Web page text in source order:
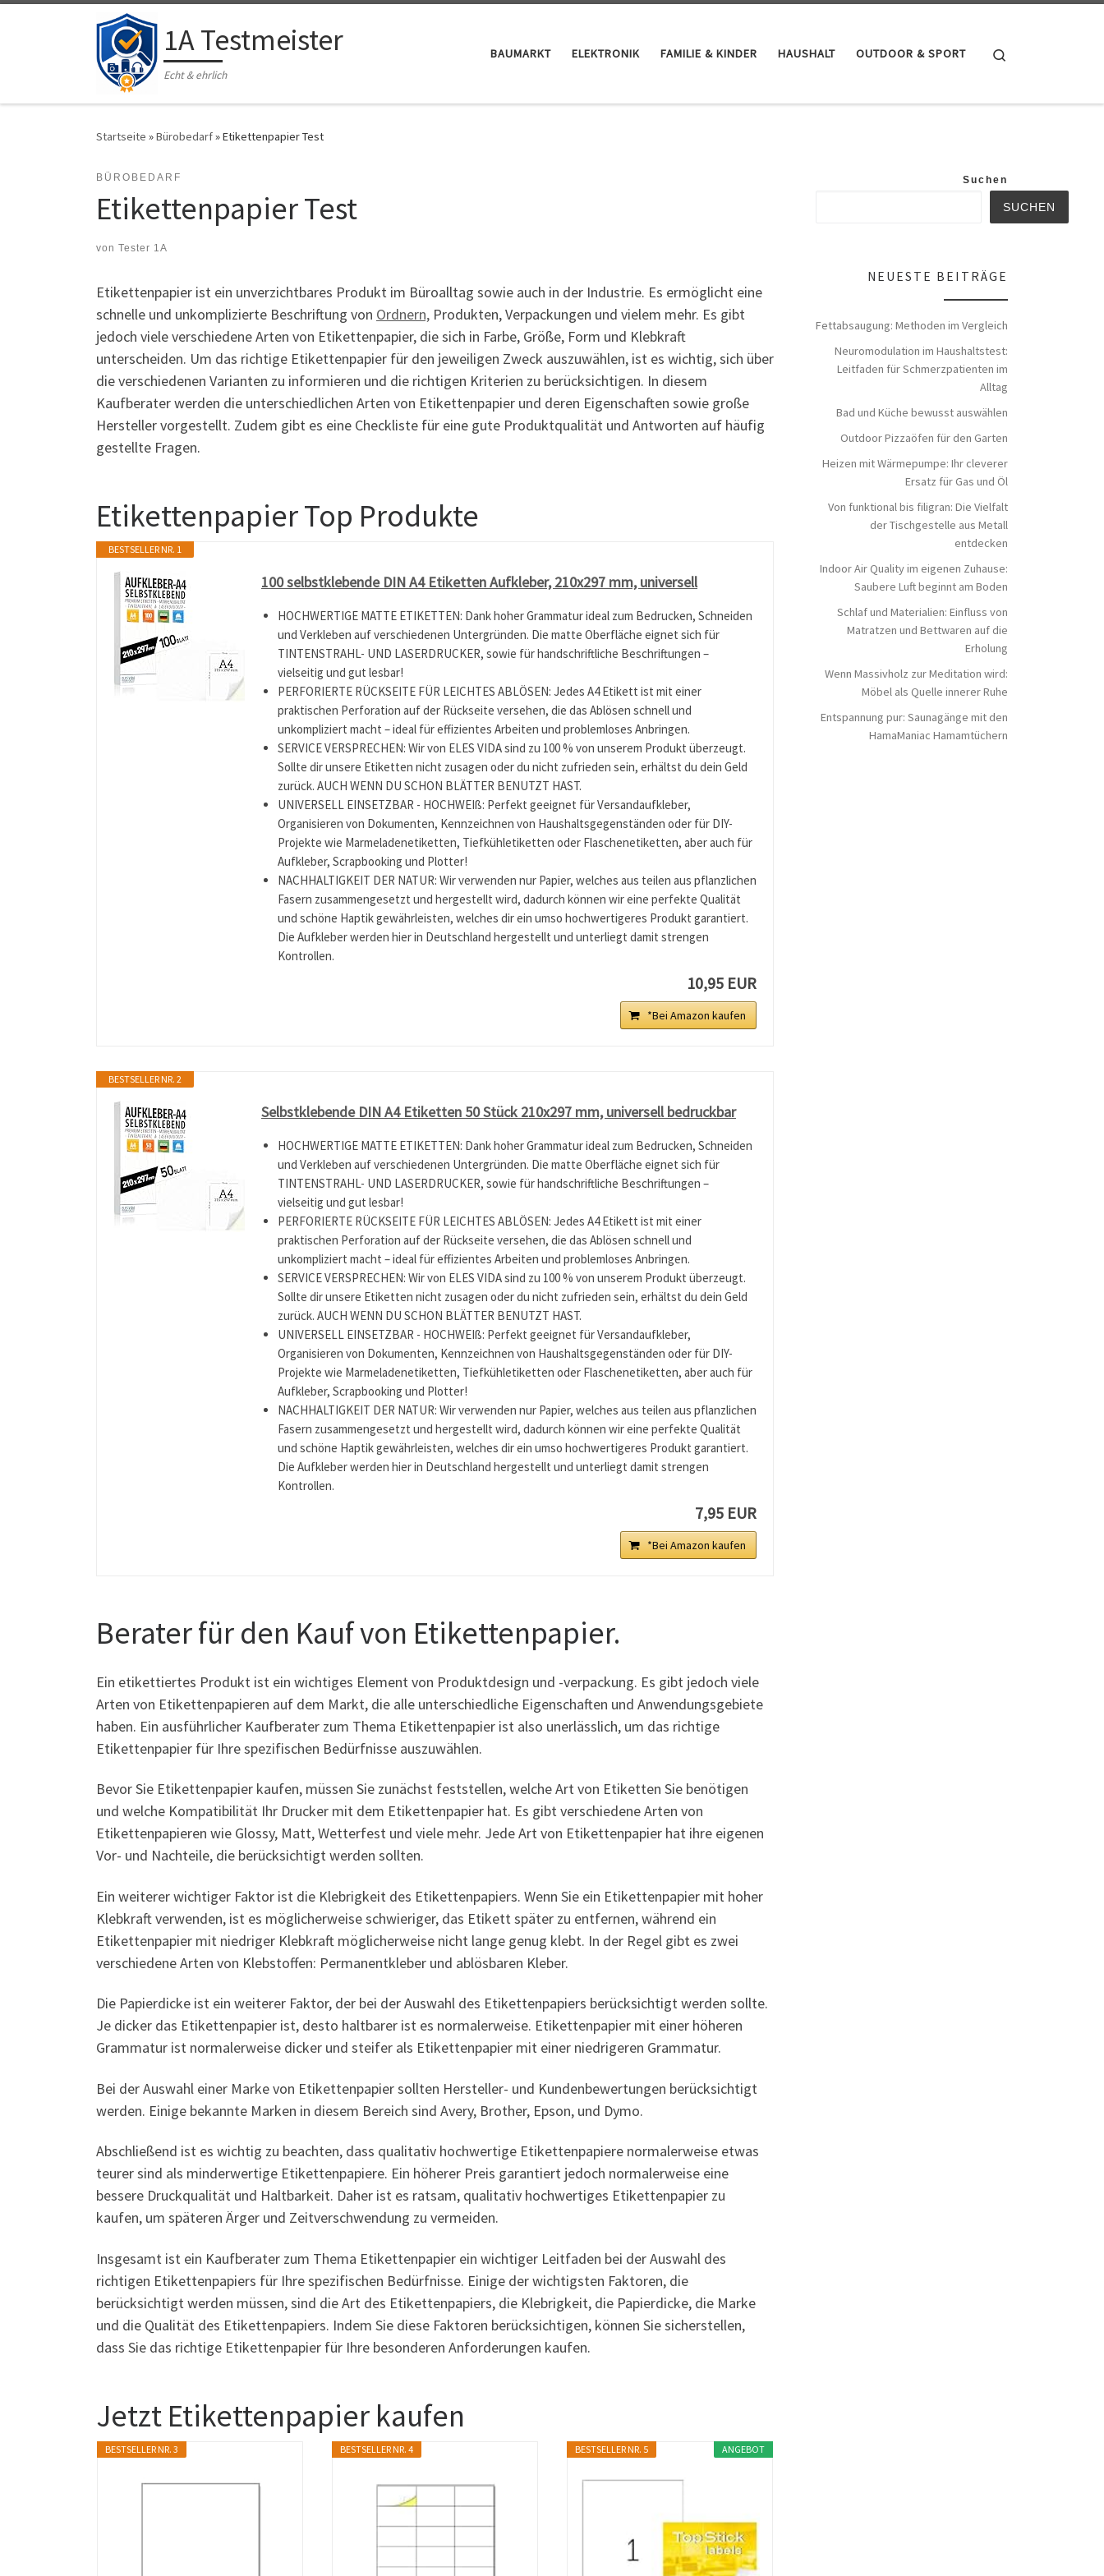
Zum Inhalt springen 1A Testmeister
Echt & ehrlich
BAUMARKT ELEKTRONIK FAMILIE & KINDER HAUSHALT OUTDOOR & SPORT
Startseite »Bürobedarf»Etikettenpapier Test
BÜROBEDARF
Etikettenpapier Test
von Tester 1A
Etikettenpapier ist ein unverzichtbares Produkt im Büroalltag sowie auch in der Industrie. Es ermöglicht eine
schnelle und unkomplizierte Beschriftung von Ordnern, Produkten, Verpackungen und vielem mehr. Es gibt
jedoch viele verschiedene Arten von Etikettenpapier, die sich in Farbe, Größe, Form und Klebkraft
unterscheiden. Um das richtige Etikettenpapier für den jeweiligen Zweck auszuwählen, ist es wichtig, sich über
die verschiedenen Varianten zu informieren und die richtigen Kriterien zu berücksichtigen. In diesem
Kaufberater werden die unterschiedlichen Arten von Etikettenpapier und deren Eigenschaften sowie große
Hersteller vorgestellt. Zudem gibt es eine Checkliste für eine gute Produktqualität und Antworten auf häufig
gestellte Fragen.
Etikettenpapier Top Produkte
BESTSELLER NR. 1
100 selbstklebende DIN A4 Etiketten Aufkleber, 210x297 mm, universell
HOCHWERTIGE MATTE ETIKETTEN: Dank hoher Grammatur ideal zum Bedrucken, Schneiden
und Verkleben auf verschiedenen Untergründen. Die matte Oberfläche eignet sich für
TINTENSTRAHL- UND LASERDRUCKER, sowie für handschriftliche Beschriftungen –
vielseitig und gut lesbar!
PERFORIERTE RÜCKSEITE FÜR LEICHTES ABLÖSEN: Jedes A4 Etikett ist mit einer
praktischen Perforation auf der Rückseite versehen, die das Ablösen schnell und
unkompliziert macht – ideal für effizientes Arbeiten und problemloses Anbringen.
SERVICE VERSPRECHEN: Wir von ELES VIDA sind zu 100 % von unserem Produkt überzeugt.
Sollte dir unsere Etiketten nicht zusagen oder du nicht zufrieden sein, erhältst du dein Geld
zurück. AUCH WENN DU SCHON BLÄTTER BENUTZT HAST.
UNIVERSELL EINSETZBAR - HOCHWEIß: Perfekt geeignet für Versandaufkleber,
Organisieren von Dokumenten, Kennzeichnen von Haushaltsgegenständen oder für DIY-
Projekte wie Marmeladenetiketten, Tiefkühletiketten oder Flaschenetiketten, aber auch für
Aufkleber, Scrapbooking und Plotter!
NACHHALTIGKEIT DER NATUR: Wir verwenden nur Papier, welches aus teilen aus pflanzlichen
Fasern zusammengesetzt und hergestellt wird, dadurch können wir eine perfekte Qualität
und schöne Haptik gewährleisten, welches dir ein umso hochwertigeres Produkt garantiert.
Die Aufkleber werden hier in Deutschland hergestellt und unterliegt damit strengen
Kontrollen.
10,95 EUR
*Bei Amazon kaufen
BESTSELLER NR. 2
Selbstklebende DIN A4 Etiketten 50 Stück 210x297 mm, universell bedruckbar
HOCHWERTIGE MATTE ETIKETTEN: Dank hoher Grammatur ideal zum Bedrucken, Schneiden
und Verkleben auf verschiedenen Untergründen. Die matte Oberfläche eignet sich für
TINTENSTRAHL- UND LASERDRUCKER, sowie für handschriftliche Beschriftungen –
vielseitig und gut lesbar!
PERFORIERTE RÜCKSEITE FÜR LEICHTES ABLÖSEN: Jedes A4 Etikett ist mit einer
praktischen Perforation auf der Rückseite versehen, die das Ablösen schnell und
unkompliziert macht – ideal für effizientes Arbeiten und problemloses Anbringen.
SERVICE VERSPRECHEN: Wir von ELES VIDA sind zu 100 % von unserem Produkt überzeugt.
Sollte dir unsere Etiketten nicht zusagen oder du nicht zufrieden sein, erhältst du dein Geld
zurück. AUCH WENN DU SCHON BLÄTTER BENUTZT HAST.
UNIVERSELL EINSETZBAR - HOCHWEIß: Perfekt geeignet für Versandaufkleber,
Organisieren von Dokumenten, Kennzeichnen von Haushaltsgegenständen oder für DIY-
Projekte wie Marmeladenetiketten, Tiefkühletiketten oder Flaschenetiketten, aber auch für
Aufkleber, Scrapbooking und Plotter!
NACHHALTIGKEIT DER NATUR: Wir verwenden nur Papier, welches aus teilen aus pflanzlichen
Fasern zusammengesetzt und hergestellt wird, dadurch können wir eine perfekte Qualität
und schöne Haptik gewährleisten, welches dir ein umso hochwertigeres Produkt garantiert.
Die Aufkleber werden hier in Deutschland hergestellt und unterliegt damit strengen
Kontrollen.
7,95 EUR
*Bei Amazon kaufen
Berater für den Kauf von Etikettenpapier.
Ein etikettiertes Produkt ist ein wichtiges Element von Produktdesign und -verpackung. Es gibt jedoch viele
Arten von Etikettenpapieren auf dem Markt, die alle unterschiedliche Eigenschaften und Anwendungsgebiete
haben. Ein ausführlicher Kaufberater zum Thema Etikettenpapier ist also unerlässlich, um das richtige
Etikettenpapier für Ihre spezifischen Bedürfnisse auszuwählen.
Bevor Sie Etikettenpapier kaufen, müssen Sie zunächst feststellen, welche Art von Etiketten Sie benötigen
und welche Kompatibilität Ihr Drucker mit dem Etikettenpapier hat. Es gibt verschiedene Arten von
Etikettenpapieren wie Glossy, Matt, Wetterfest und viele mehr. Jede Art von Etikettenpapier hat ihre eigenen
Vor- und Nachteile, die berücksichtigt werden sollten.
Ein weiterer wichtiger Faktor ist die Klebrigkeit des Etikettenpapiers. Wenn Sie ein Etikettenpapier mit hoher
Klebkraft verwenden, ist es möglicherweise schwieriger, das Etikett später zu entfernen, während ein
Etikettenpapier mit niedriger Klebkraft möglicherweise nicht lange genug klebt. In der Regel gibt es zwei
verschiedene Arten von Klebstoffen: Permanentkleber und ablösbaren Kleber.
Die Papierdicke ist ein weiterer Faktor, der bei der Auswahl des Etikettenpapiers berücksichtigt werden sollte.
Je dicker das Etikettenpapier ist, desto haltbarer ist es normalerweise. Etikettenpapier mit einer höheren
Grammatur ist normalerweise dicker und steifer als Etikettenpapier mit einer niedrigeren Grammatur.
Bei der Auswahl einer Marke von Etikettenpapier sollten Hersteller- und Kundenbewertungen berücksichtigt
werden. Einige bekannte Marken in diesem Bereich sind Avery, Brother, Epson, und Dymo.
Abschließend ist es wichtig zu beachten, dass qualitativ hochwertige Etikettenpapiere normalerweise etwas
teurer sind als minderwertige Etikettenpapiere. Ein höherer Preis garantiert jedoch normalerweise eine
bessere Druckqualität und Haltbarkeit. Daher ist es ratsam, qualitativ hochwertiges Etikettenpapier zu
kaufen, um späteren Ärger und Zeitverschwendung zu vermeiden.
Insgesamt ist ein Kaufberater zum Thema Etikettenpapier ein wichtiger Leitfaden bei der Auswahl des
richtigen Etikettenpapiers für Ihre spezifischen Bedürfnisse. Einige der wichtigsten Faktoren, die
berücksichtigt werden müssen, sind die Art des Etikettenpapiers, die Klebrigkeit, die Papierdicke, die Marke
und die Qualität des Etikettenpapiers. Indem Sie diese Faktoren berücksichtigen, können Sie sicherstellen,
dass Sie das richtige Etikettenpapier für Ihre besonderen Anforderungen kaufen.
Jetzt Etikettenpapier kaufen
BESTSELLER NR. 3 BESTSELLER NR. 4 ANGEBOT
BESTSELLER NR. 5
Suchen
SUCHEN
NEUESTE BEITRÄGE
Fettabsaugung: Methoden im Vergleich
Neuromodulation im Haushaltstest:
Leitfaden für Schmerzpatienten im
Alltag
Bad und Küche bewusst auswählen
Outdoor Pizzaöfen für den Garten
Heizen mit Wärmepumpe: Ihr cleverer
Ersatz für Gas und Öl
Von funktional bis filigran: Die Vielfalt
der Tischgestelle aus Metall
entdecken
Indoor Air Quality im eigenen Zuhause:
Saubere Luft beginnt am Boden
Schlaf und Materialien: Einfluss von
Matratzen und Bettwaren auf die
Erholung
Wenn Massivholz zur Meditation wird:
Möbel als Quelle innerer Ruhe
Entspannung pur: Saunagänge mit den
HamaManiac Hamamtüchern